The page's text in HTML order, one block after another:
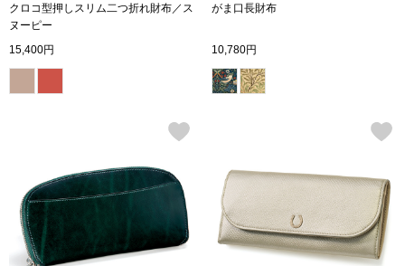
ダーウェア
アクセサリー
ン雑貨
シューズ
クロコ型押しスリム二つ折れ財布／ス
ヌーピー
15,400円
がま口長財布
10,780円